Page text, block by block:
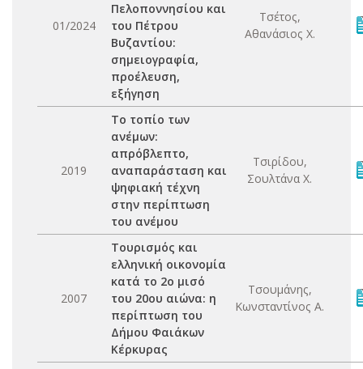
01/2024
Πελοποννησίου και
του Πέτρου
Βυζαντίου:
σημειογραφία,
προέλευση,
εξήγηση
Τσέτος,
Αθανάσιος Χ.
2019
Το τοπίο των
ανέμων:
απρόβλεπτο,
αναπαράσταση και
ψηφιακή τέχνη
στην περίπτωση
του ανέμου
Τσιρίδου,
Σουλτάνα Χ.
2007
Τουρισμός και
ελληνική οικονομία
κατά το 2ο μισό
του 20ου αιώνα: η
περίπτωση του
Δήμου Φαιάκων
Κέρκυρας
Τσουμάνης,
Κωνσταντίνος Α.